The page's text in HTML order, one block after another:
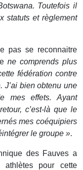
Toutefois il
statuts et règlement
pas se reconnaitre
ne comprends plus
fédération contre
J’ai bien obtenu une
mes effets. Ayant
c’est-là que le
mes coéquipiers
le groupe ».
des Fauves a
pour cette